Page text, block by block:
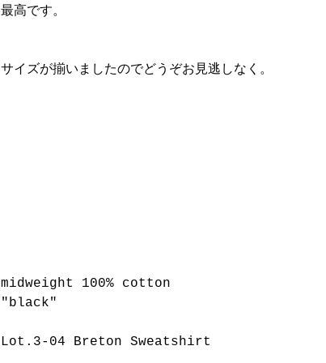
最高です。
サイズが揃いましたのでどうぞお見逃しなく。
midweight 100% cotton
"black"
Lot.3-04 Breton Sweatshirt